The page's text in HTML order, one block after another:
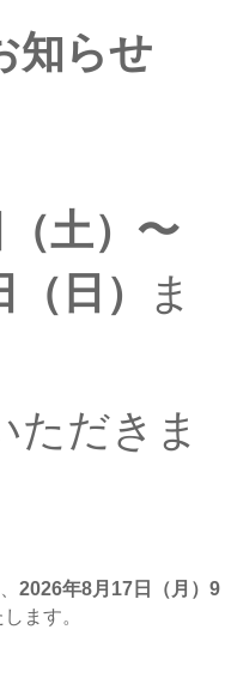
知らせ
土）〜
日）
ま
ただきま
2026年8月17日（月 ）9
ます。